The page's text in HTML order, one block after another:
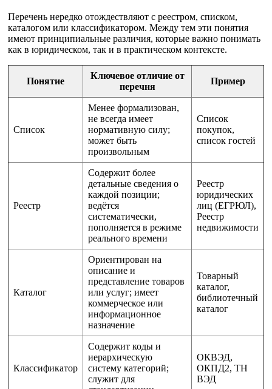
Перечень нередко отождествляют с реестром, списком,
каталогом или классификатором. Между тем эти понятия
имеют принципиальные различия, которые важно понимать
как в юридическом, так и в практическом контексте.
Понятие
Ключевое отличие от
перечня
Пример
Список
Менее формализован,
не всегда имеет
нормативную силу;
может быть
произвольным
Список
покупок,
список гостей
Реестр
Содержит более
детальные сведения о
каждой позиции;
ведётся
систематически,
пополняется в режиме
реального времени
Реестр
юридических
лиц (ЕГРЮЛ),
Реестр
недвижимости
Каталог
Ориентирован на
описание и
представление товаров
или услуг; имеет
коммерческое или
информационное
назначение
Товарный
каталог,
библиотечный
каталог
Классификатор
Содержит коды и
иерархическую
систему категорий;
служит для
ОКВЭД,
ОКПД2, ТН
ВЭД